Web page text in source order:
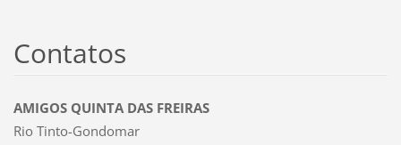
Contatos
AMIGOS QUINTA DAS FREIRAS
Rio Tinto-Gondomar